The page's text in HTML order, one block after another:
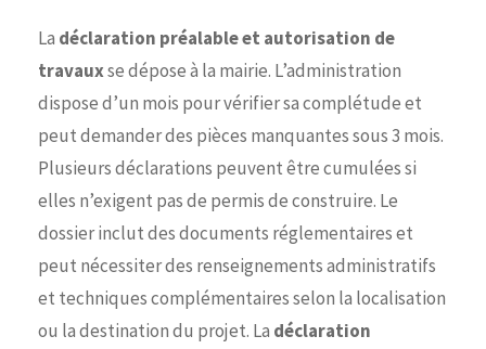
La déclaration préalable et autorisation de
travauxse dépose à la mairie. L’administration
dispose d’un mois pour vérifier sa complétude et
peut demander des pièces manquantes sous 3 mois.
Plusieurs déclarations peuvent être cumulées si
elles n’exigent pas de permis de construire. Le
dossier inclut des documents réglementaires et
peut nécessiter des renseignements administratifs
et techniques complémentaires selon la localisation
ou la destination du projet. La déclaration